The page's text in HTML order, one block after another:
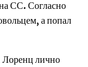
СС. Согласно
а попал
лично